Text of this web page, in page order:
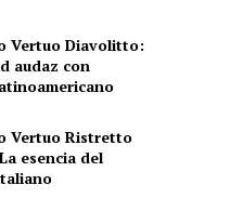
Vertuo Diavolitto:
audaz con
Vertuo Ristretto
esencia del